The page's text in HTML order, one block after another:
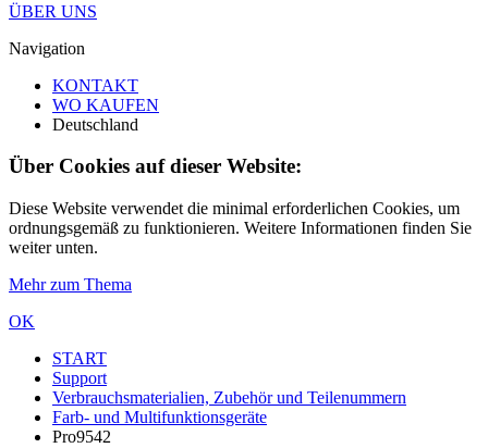
ÜBER UNS
Navigation
KONTAKT
WO KAUFEN
Deutschland
Über Cookies auf dieser Website:
Diese Website verwendet die minimal erforderlichen Cookies, um
ordnungsgemäß zu funktionieren. Weitere Informationen finden Sie
weiter unten.
Mehr zum Thema
OK
START
Support
Verbrauchsmaterialien, Zubehör und Teilenummern
Farb- und Multifunktionsgeräte
Pro9542